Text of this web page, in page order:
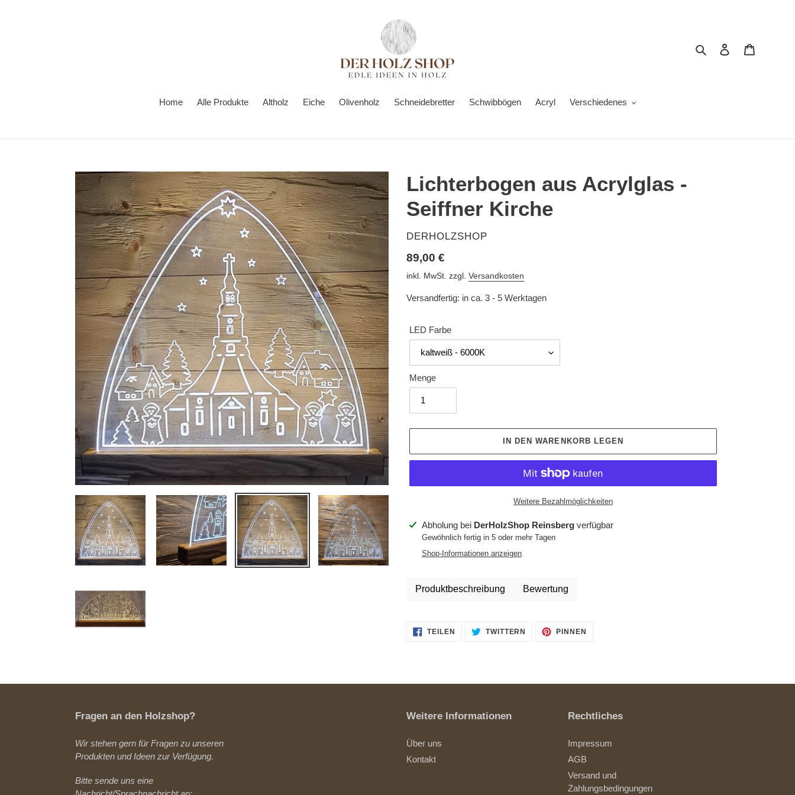
Suchen Einloggen
Home Alle Produkte Altholz Eiche Olivenholz Schneidebretter Schwibbögen Acryl Verschiedenes
Lichterbogen aus Acrylglas -
Seiffner Kirche
VERKÄUFER
DERHOLZSHOP
Normaler
Preis
89,00 €
inkl. MwSt. zzgl. Versandkosten
Versandfertig: in ca. 3 - 5 Werktagen
LED Farbe
Menge
IN DEN WARENKORB LEGEN
Weitere Bezahlmöglichkeiten
Produkt
zum
Abholung bei DerHolzShop Reinsberg verfügbar
Gewöhnlich fertig in 5 oder mehr Tagen
Shop-Informationen anzeigen
Produktbeschreibung Bewertung
TEILEN
FACEBOOK
TWITTERN
AUF
TWITTER
PINNEN
Fragen an den Holzshop?
Wir stehen gern für Fragen zu unseren
Produkten und Ideen zur Verfügung.
Bitte sende uns eine
Weitere Informationen
Über uns
Kontakt
Rechtliches
Impressum
AGB
Versand und
Zahlungsbedingungen